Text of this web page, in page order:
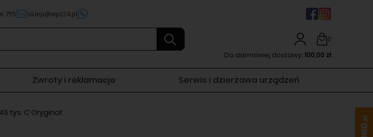
755 sklep@wpc24.pl
0
Do darmowej dostawy: 100,00 zł
Zwroty i reklamacje Serwis i dzierżawa urządzeń
tys. C Oryginał